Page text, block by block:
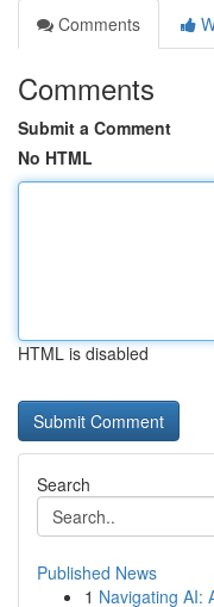
Comments
Comments
Submit a Comment
No HTML
HTML is disabled
Search
Published News
1 Navigating AI: